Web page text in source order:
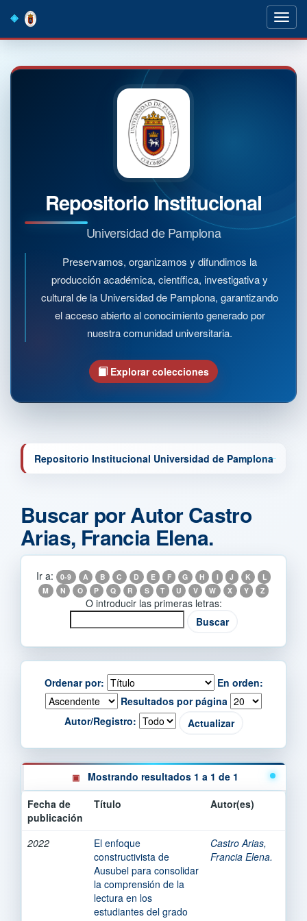
navigation
Repositorio Institucional
Universidad de Pamplona
Preservamos, organizamos y difundimos la
producción académica, científica, investigativa y
cultural de la Universidad de Pamplona, garantizando
el acceso abierto al conocimiento generado por
nuestra comunidad universitaria.
Explorar colecciones
Repositorio Institucional Universidad de Pamplona
Buscar por Autor Castro
Arias, Francia Elena.
Ir a: 0-9 A B C D E F G H I J K
L
M
N O P Q R S T U V W X Y Z
O introducir las primeras letras:
Ordenar por:
En orden:
Resultados por página
Autor/Registro:
Mostrando resultados 1 a 1 de 1
Fecha de
publicación
Título Autor(es)
2022
El enfoque
constructivista de
Ausubel para consolidar
la comprensión de la
lectura en los
estudiantes del grado
Castro Arias,
Francia Elena.